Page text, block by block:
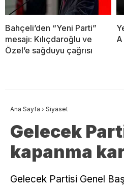
Bahçeli’den “Yeni Parti”
mesajı: Kılıçdaroğlu ve
Özel’e sağduyu çağrısı
A
Ana Sayfa › Siyaset
Gelecek
kapanma
Gelecek Partisi Genel